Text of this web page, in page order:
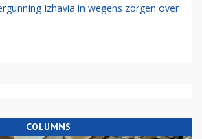
Izhavia in wegens zorgen over
COLUMNS